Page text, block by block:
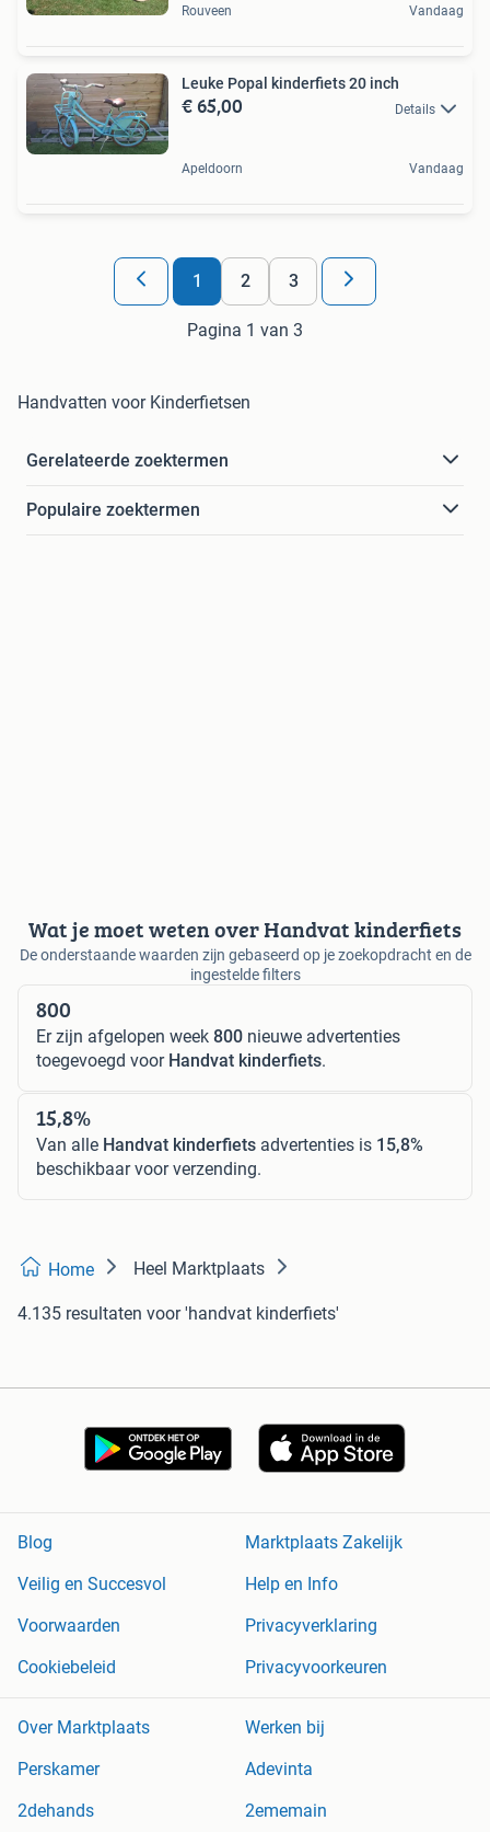
Rouveen Vandaag
Leuke Popal kinderfiets 20 inch
€ 65,00 Details
Apeldoorn Vandaag
1 2 3
Pagina 1 van 3
Handvatten voor Kinderfietsen
Gerelateerde zoektermen
Populaire zoektermen
Wat je moet weten over Handvat kinderfiets
De onderstaande waarden zijn gebaseerd op je zoekopdracht en de
ingestelde filters
800
Er zijn afgelopen week 800 nieuwe advertenties
toegevoegd voor Handvat kinderfiets.
15,8%
Van alle Handvat kinderfiets advertenties is 15,8%
beschikbaar voor verzending.
Home Heel Marktplaats
4.135 resultaten voor 'handvat kinderfiets'
Blog
Marktplaats Zakelijk
Veilig en Succesvol
Help en Info
Voorwaarden
Privacyverklaring
Cookiebeleid
Privacyvoorkeuren
Over Marktplaats
Werken bij
Perskamer
Adevinta
2dehands
2ememain